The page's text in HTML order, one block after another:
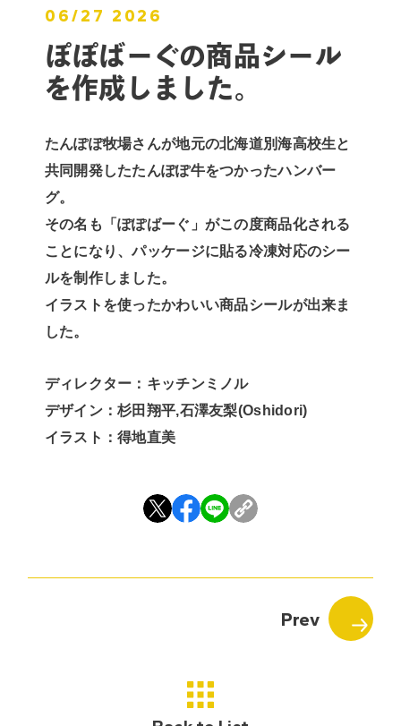
06/27 2026
ぽぽばーぐの商品シール
を作成しました。
たんぽぽ牧場さんが地元の北海道別海高校生と
共同開発したたんぽぽ牛をつかったハンバー
グ。
その名も「ぽぽばーぐ」がこの度商品化される
ことになり、パッケージに貼る冷凍対応のシー
ルを制作しました。
イラストを使ったかわいい商品シールが出来ま
した。
ディレクター：キッチンミノル
デザイン：杉田翔平,石澤友梨(Oshidori)
イラスト：得地直美